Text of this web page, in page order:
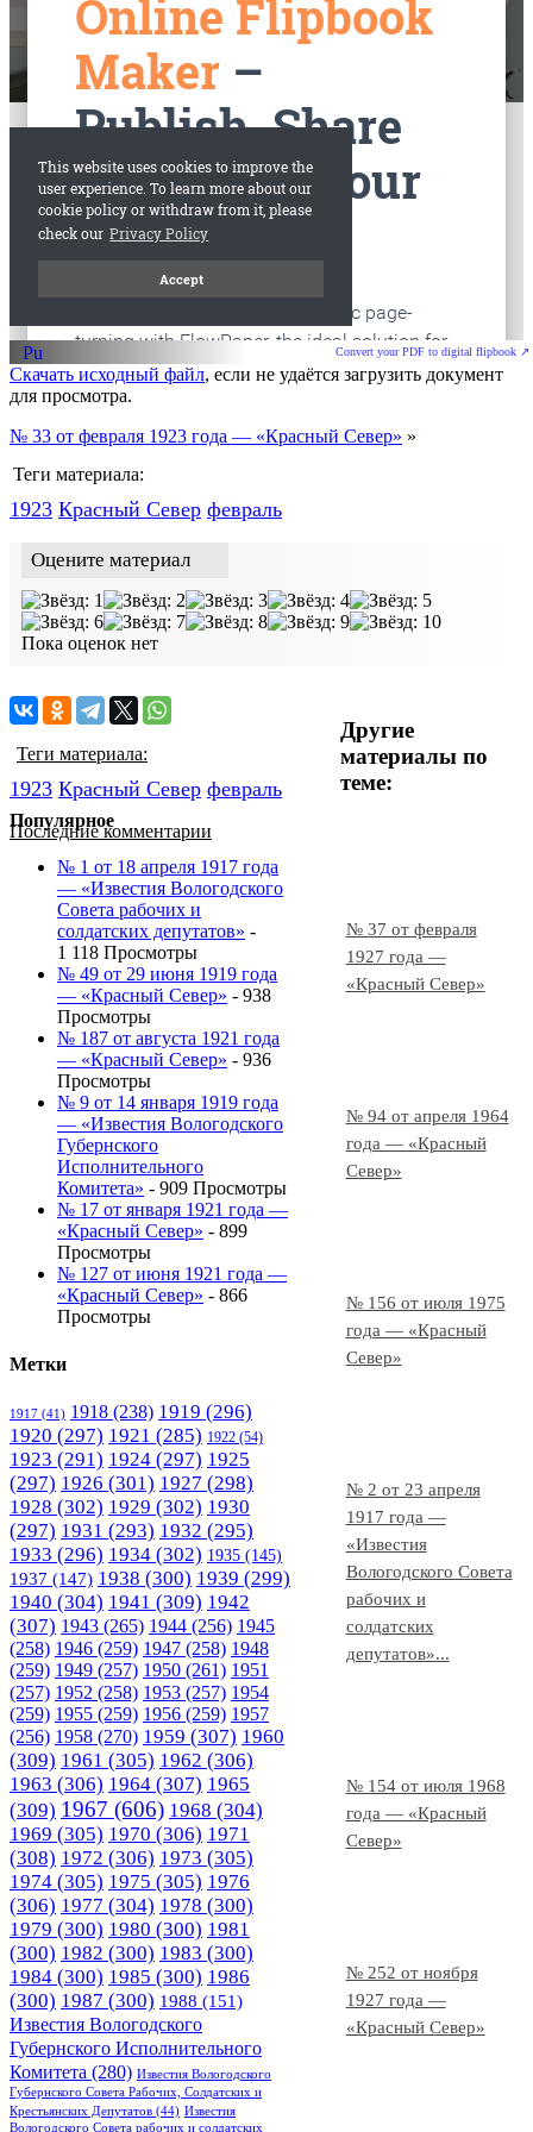
старые газеты
Convert your PDF to digital flipbook ↗
Скачать исходный файл, если не удаётся загрузить документ
для просмотра.
№ 33 от февраля 1923 года — «Красный Север» »
Теги материала:
1923 Красный Cевер февраль
Оцените материал
Пока оценок нет
Другие
материалы по
теме:
№ 37 от февраля
1927 года —
«Красный Север»
№ 94 от апреля 1964
года — «Красный
Север»
№ 156 от июля 1975
года — «Красный
Север»
№ 2 от 23 апреля
1917 года —
«Известия
Вологодского Совета
рабочих и
солдатских
депутатов»...
№ 154 от июля 1968
года — «Красный
Север»
№ 252 от ноября
1927 года —
«Красный Север»
Теги материала:
1923 Красный Cевер февраль
Последние комментарии
Популярное
№ 1 от 18 апреля 1917 года
— «Известия Вологодского
Совета рабочих и
солдатских депутатов» -
1 118 Просмотры
№ 49 от 29 июня 1919 года
— «Красный Север» - 938
Просмотры
№ 187 от августа 1921 года
— «Красный Север» - 936
Просмотры
№ 9 от 14 января 1919 года
— «Известия Вологодского
Губернского
Исполнительного
Комитета» - 909 Просмотры
№ 17 от января 1921 года —
«Красный Север» - 899
Просмотры
№ 127 от июня 1921 года —
«Красный Север» - 866
Просмотры
Метки
1917 (41) 1918 (238) 1919 (296)
1920 (297) 1921 (285) 1922 (54)
1923 (291) 1924 (297) 1925
(297) 1926 (301) 1927 (298)
1928 (302) 1929 (302) 1930
(297) 1931 (293) 1932 (295)
1933 (296) 1934 (302) 1935 (145)
1937 (147) 1938 (300) 1939 (299)
1940 (304) 1941 (309) 1942
(307) 1943 (265) 1944 (256) 1945
(258) 1946 (259) 1947 (258) 1948
(259) 1949 (257) 1950 (261) 1951
(257) 1952 (258) 1953 (257) 1954
(259) 1955 (259) 1956 (259) 1957
(256) 1958 (270) 1959 (307) 1960
(309) 1961 (305) 1962 (306)
1963 (306) 1964 (307) 1965
(309) 1967 (606) 1968 (304)
1969 (305) 1970 (306) 1971
(308) 1972 (306) 1973 (305)
1974 (305) 1975 (305) 1976
(306) 1977 (304) 1978 (300)
1979 (300) 1980 (300) 1981
(300) 1982 (300) 1983 (300)
1984 (300) 1985 (300) 1986
(300) 1987 (300) 1988 (151)
Известия Вологодского
Губернского Исполнительного
Комитета (280) Известия Вологодского
Губернского Совета Рабочих, Солдатских и
Крестьянских Депутатов (44) Известия
Вологодского Совета рабочих и солдатских